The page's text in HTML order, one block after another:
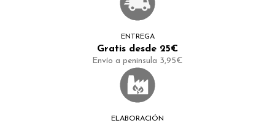
ENTREGA
Gratis desde 25€
Envío a peninsula 3,95€
ELABORACIÓN